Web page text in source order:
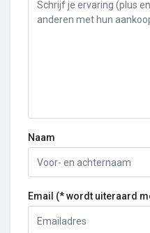
Naam
Email (* wordt uiteraard